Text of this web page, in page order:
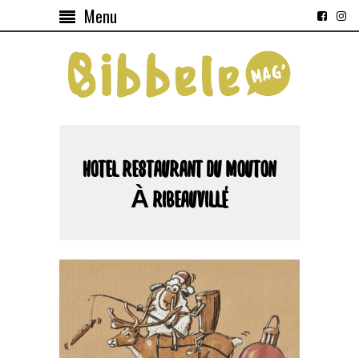
Menu
HOTEL RESTAURANT DU MOUTON
À RIBEAUVILLÉ